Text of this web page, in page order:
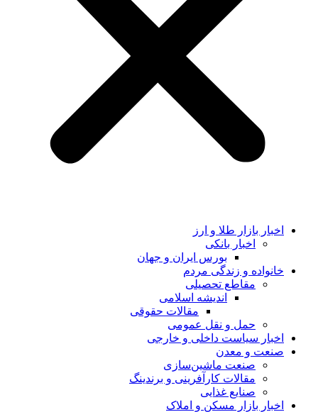
اخبار بازار طلا و ارز
اخبار بانکی
بورس ایران و جهان
خانواده و زندگی مردم
مقاطع تحصیلی
اندیشه اسلامی
مقالات حقوقی
حمل و نقل عمومی
اخبار سیاست داخلی و خارجی
صنعت و معدن
صنعت ماشین‌سازی
مقالات کارآفرینی و برندینگ
صنایع غذایی
اخبار بازار مسکن و املاک